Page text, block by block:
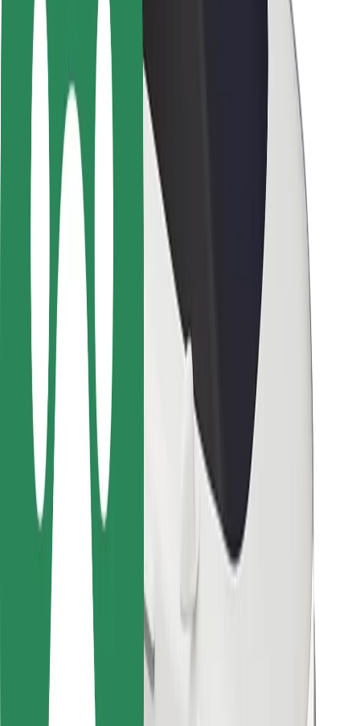
Segurança dos motoristas
Segurança das trotinetes
Safety Lab
Cidades
Localizações
Soluções para as cidades
Aeroportos
Estações de carregamento da Bolt
Ajuda
Para passageiros
Para motoristas
Para estafetas
Bolt Food
Para gestores de frota
Para restaurantes
Bolt for Business
Outros
Fornecedores
Segurança
Uma viagem em poucos minutos!
Instalar app da Bolt
Encontra o teu prato favorito!